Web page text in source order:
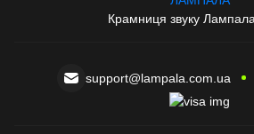
Крамниця звуку
support@lampala.com.ua